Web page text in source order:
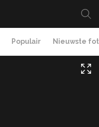
Populair Nieuwste